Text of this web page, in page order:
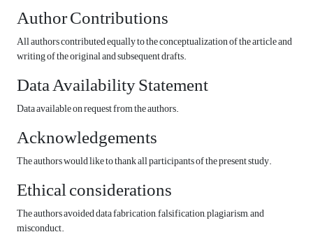
Author Contributions
All authors contributed equally to the conceptualization of the article and
writing of the original and subsequent drafts.
Data Availability Statement
Data available on request from the authors.
Acknowledgements
The authors would like to thank all participants of the present study.
Ethical considerations
The authors avoided data fabrication, falsification, plagiarism, and
misconduct.